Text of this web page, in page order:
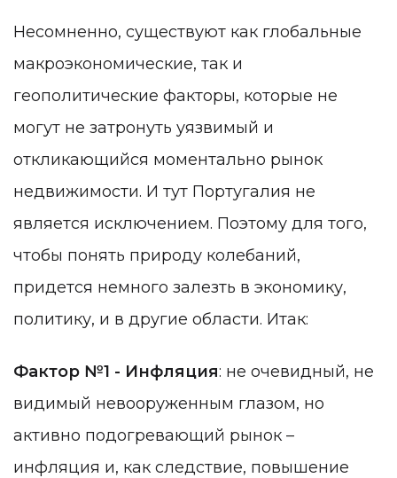
Несомненно, существуют как глобальные
макроэкономические, так и
геополитические факторы, которые не
могут не затронуть уязвимый и
откликающийся моментально рынок
недвижимости. И тут Португалия не
является исключением. Поэтому для того,
чтобы понять природу колебаний,
придется немного залезть в экономику,
политику, и в другие области. Итак:
Фактор №1 - Инфляция: не очевидный, не
видимый невооруженным глазом, но
активно подогревающий рынок –
инфляция и, как следствие, повышение